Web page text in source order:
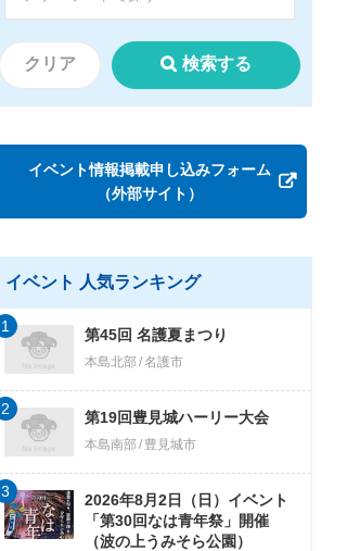
クリア 検索する
イベント情報掲載申し込みフォーム
（外部サイト）
イベント 人気ランキング
第45回 名護夏まつり
本島北部 名護市
1
第19回豊見城ハーリー大会
本島南部 豊見城市
2
2026年8月2日（日）イベント
「第30回なは青年祭」開催
（波の上うみそら公園）
3